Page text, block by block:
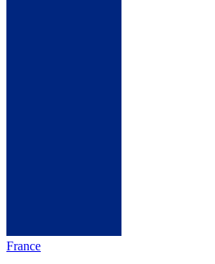
France